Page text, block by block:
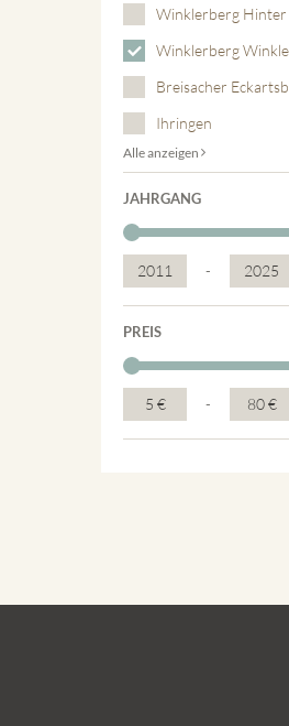
Winklerberg Hinter
Winklerberg
Breisacher
Ihringen
Alle anzeigen
JAHRGANG
2011 - 2025
PREIS
5 € - 80 €